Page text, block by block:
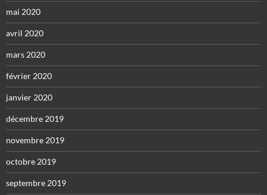
mai 2020
avril 2020
mars 2020
février 2020
janvier 2020
décembre 2019
novembre 2019
octobre 2019
septembre 2019